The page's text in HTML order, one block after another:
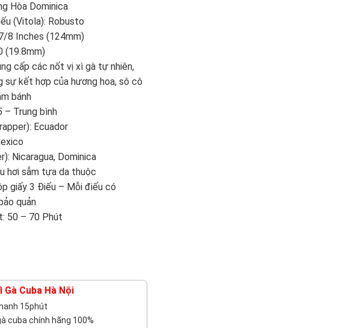
Hòa Dominica
(Vitola): Robusto
8 Inches (124mm)
(19.8mm)
cấp các nốt vị xì gà tự nhiên,
sự kết hợp của hương hoa, sô cô
bánh
– Trung bình
Ecuador
Nicaragua, Dominica
hơi sẫm tựa da thuộc
giấy 3 Điếu – Mỗi điếu có
quản
50 – 70 Phút
Gà Cuba Hà Nội
15phút
cuba chính hãng 100%